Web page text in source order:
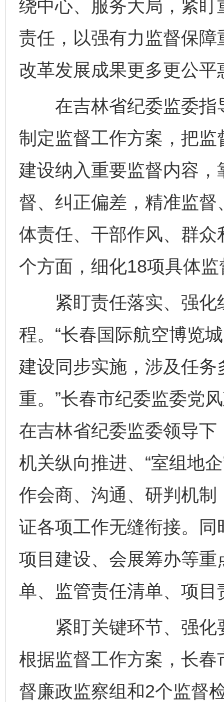
绕中心、服务大局，紧
责任，以强有力监督保
改革发展成果更多更公平
在吉林省纪委监委指
制定监督工作方案，把
建设纳入重要监督内容
督、纠正偏差，精准监
体责任、干部作风、群
个方面，细化18项具体
紧盯责任落实、强化
程。“长春国际航空博览
建设同步实施，涉及任
重。”长春市纪委监委党
在吉林省纪委监委领导
机关纵向推进、“室组地
作会商、沟通、研判机
证各项工作无缝衔接。
项目建设、会展筹办等
单、监管责任清单、项目
紧盯关键环节、强化
根据监督工作方案，长
督廉政监察组和2个监督